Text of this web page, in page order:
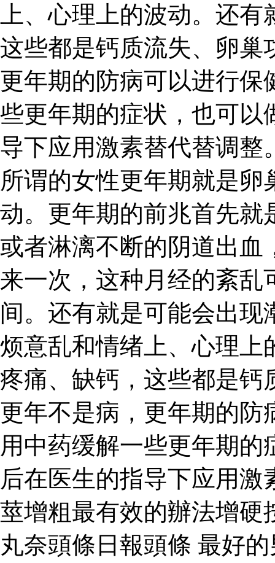
上、心理上的波动。还
这些都是钙质流失、卵巢
更年期的防病可以进行保
些更年期的症状，也可以
导下应用激素替代替调整
所谓的女性更年期就是
动。更年期的前兆首先就
或者淋漓不断的阴道出血
来一次，这种月经的紊乱
间。还有就是可能会出
烦意乱和情绪上、心理上
疼痛、缺钙，这些都是钙
更年不是病，更年期的防
用中药缓解一些更年期
后在医生的指导下应用
莖增粗最有效的辦法增硬
丸奈頭條日報頭條 最好